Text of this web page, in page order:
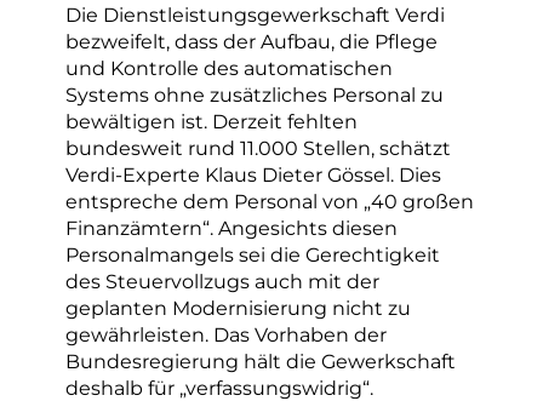
Die Dienstleistungsgewerkschaft Verdi
bezweifelt, dass der Aufbau, die Pflege
und Kontrolle des automatischen
Systems ohne zusätzliches Personal zu
bewältigen ist. Derzeit fehlten
bundesweit rund 11.000 Stellen, schätzt
Verdi-Experte Klaus Dieter Gössel. Dies
entspreche dem Personal von „40 großen
Finanzämtern“. Angesichts diesen
Personalmangels sei die Gerechtigkeit
des Steuervollzugs auch mit der
geplanten Modernisierung nicht zu
gewährleisten. Das Vorhaben der
Bundesregierung hält die Gewerkschaft
deshalb für „verfassungswidrig“.